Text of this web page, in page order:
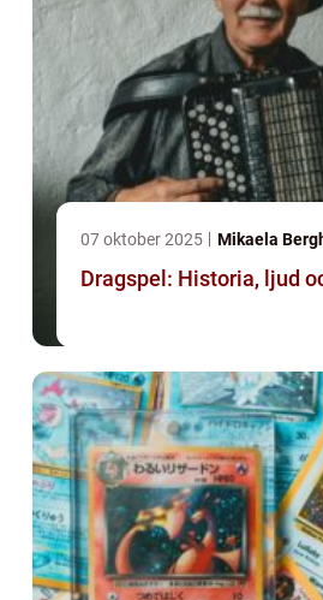
07 oktober 2025 Mikaela
Dragspel: Historia, ljud